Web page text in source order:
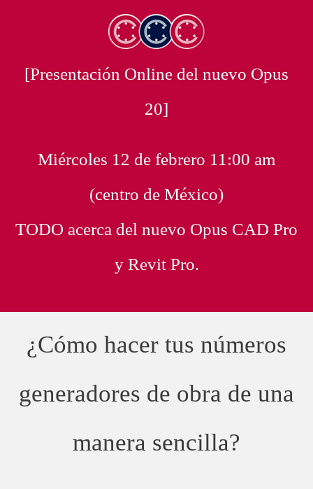
[Presentación Online del nuevo Opus
20]
Miércoles 12 de febrero 11:00 am
(centro de México)
TODO acerca del nuevo Opus CAD Pro
y Revit Pro.
¿Cómo hacer tus números
generadores de obra de una
manera sencilla?